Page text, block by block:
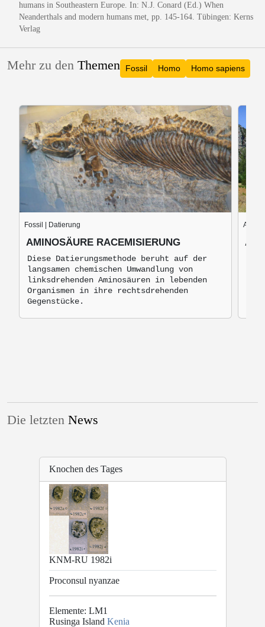
humans in Southeastern Europe. In: N.J. Conard (Ed.) When
Neanderthals and modern humans met, pp. 145-164. Tübingen: Kerns
Verlag
Mehr zu den Themen Fossil Homo Homo sapiens
Fossil | Datierung
AMINOSÄURE RACEMISIERUNG
Diese Datierungsmethode beruht auf der
langsamen chemischen Umwandlung von
linksdrehenden Aminosäuren in lebenden
Organismen in ihre rechtsdrehenden
Gegenstücke.
Die letzten News
Knochen des Tages
KNM-RU 1982i
Proconsul nyanzae
Elemente: LM1
Rusinga Island Kenia